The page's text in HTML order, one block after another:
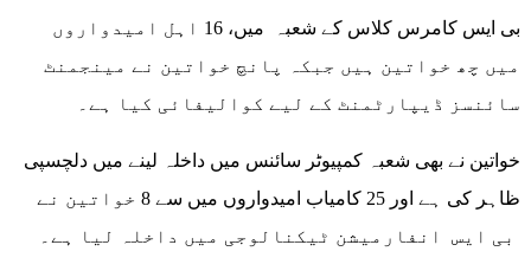
میں چھ خواتین ہیں جبکہ پانچ خواتین نے مینجمنٹ
سائنسز ڈیپارٹمنٹ کے لیے کوالیفائی کیا ہے۔
خواتین نے بھی شعبہ کمپیوٹر سائنس میں داخلہ لینے میں دلچسپی
ظاہر کی ہے اور 25 کامیاب امیدواروں میں سے 8 خواتین نے
بی ایس انفارمیشن ٹیکنالوجی میں داخلہ لیا ہے۔